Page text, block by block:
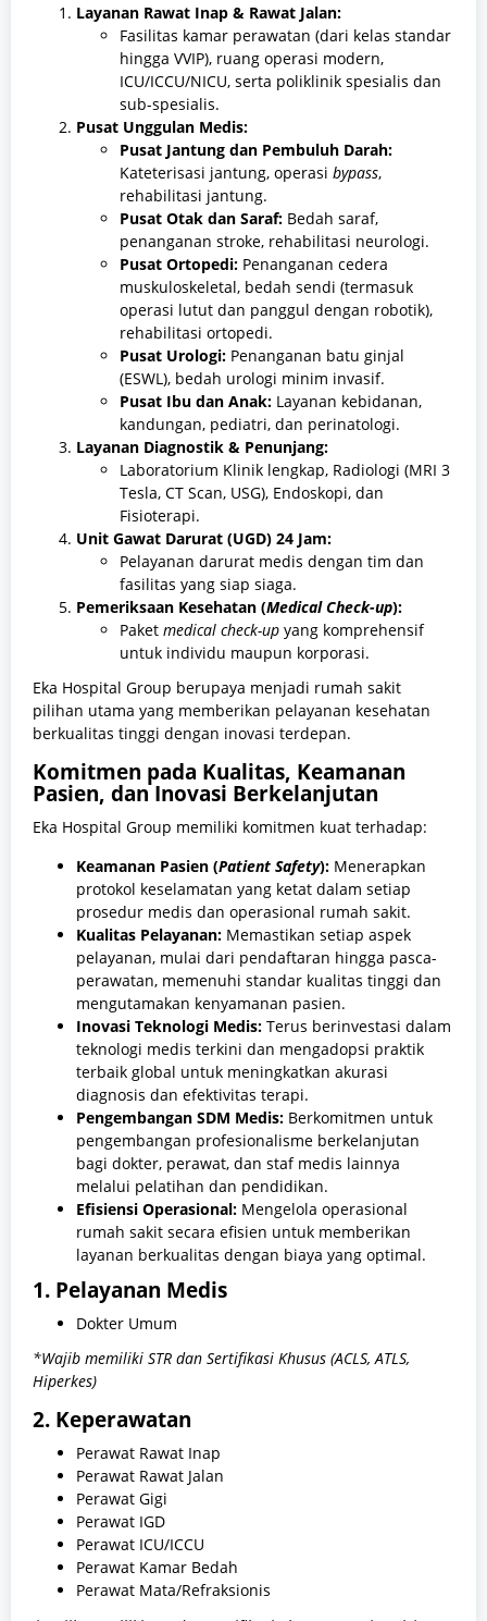
Layanan Rawat Inap & Rawat Jalan:
Fasilitas kamar perawatan (dari kelas standar
hingga VVIP), ruang operasi modern,
ICU/ICCU/NICU, serta poliklinik spesialis dan
sub-spesialis.
Pusat Unggulan Medis:
Pusat Jantung dan Pembuluh Darah:
Kateterisasi jantung, operasi bypass,
rehabilitasi jantung.
Pusat Otak dan Saraf: Bedah saraf,
penanganan stroke, rehabilitasi neurologi.
Pusat Ortopedi: Penanganan cedera
muskuloskeletal, bedah sendi (termasuk
operasi lutut dan panggul dengan robotik),
rehabilitasi ortopedi.
Pusat Urologi: Penanganan batu ginjal
(ESWL), bedah urologi minim invasif.
Pusat Ibu dan Anak: Layanan kebidanan,
kandungan, pediatri, dan perinatologi.
Layanan Diagnostik & Penunjang:
Laboratorium Klinik lengkap, Radiologi (MRI 3
Tesla, CT Scan, USG), Endoskopi, dan
Fisioterapi.
Unit Gawat Darurat (UGD) 24 Jam:
Pelayanan darurat medis dengan tim dan
fasilitas yang siap siaga.
Pemeriksaan Kesehatan (Medical Check-up):
Paket medical check-up yang komprehensif
untuk individu maupun korporasi.
Eka Hospital Group berupaya menjadi rumah sakit
pilihan utama yang memberikan pelayanan kesehatan
berkualitas tinggi dengan inovasi terdepan.
Komitmen pada Kualitas, Keamanan
Pasien, dan Inovasi Berkelanjutan
Eka Hospital Group memiliki komitmen kuat terhadap:
Keamanan Pasien (Patient Safety): Menerapkan
protokol keselamatan yang ketat dalam setiap
prosedur medis dan operasional rumah sakit.
Kualitas Pelayanan: Memastikan setiap aspek
pelayanan, mulai dari pendaftaran hingga pasca-
perawatan, memenuhi standar kualitas tinggi dan
mengutamakan kenyamanan pasien.
Inovasi Teknologi Medis: Terus berinvestasi dalam
teknologi medis terkini dan mengadopsi praktik
terbaik global untuk meningkatkan akurasi
diagnosis dan efektivitas terapi.
Pengembangan SDM Medis: Berkomitmen untuk
pengembangan profesionalisme berkelanjutan
bagi dokter, perawat, dan staf medis lainnya
melalui pelatihan dan pendidikan.
Efisiensi Operasional: Mengelola operasional
rumah sakit secara efisien untuk memberikan
layanan berkualitas dengan biaya yang optimal.
1. Pelayanan Medis
Dokter Umum
*Wajib memiliki STR dan Sertifikasi Khusus (ACLS, ATLS,
Hiperkes)
2. Keperawatan
Perawat Rawat Inap
Perawat Rawat Jalan
Perawat Gigi
Perawat IGD
Perawat ICU/ICCU
Perawat Kamar Bedah
Perawat Mata/Refraksionis